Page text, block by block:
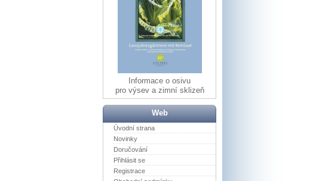
Informace o osivu
pro výsev a zimní sklizeň
Web
Úvodní strana
Novinky
Doručování
Přihlásit se
Registrace